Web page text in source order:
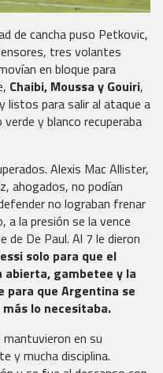
de cancha puso Petkovic,
tres volantes
en bloque para
Chaibi, Moussa y Gouiri,
listos para salir al ataque a
y blanco recuperaba
Alexis Mac Allister,
ahogados, no podían
no lograban frenar
a la presión se la vence
de De Paul. Al 7 le dieron
solo para que el
abierta, gambetee y la
para que Argentina se
lo necesitaba.
en su
y mucha disciplina.